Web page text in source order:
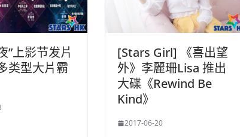
”上影节发片
类型大片霸
[Stars Girl] 《喜出望
外》李麗珊Lisa 推出
大碟《Rewind Be
Kind》
2017-06-20